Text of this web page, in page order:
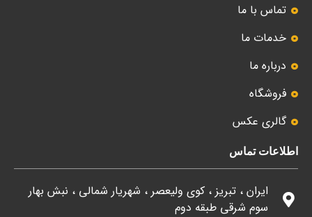
تماس با ما
خدمات ما
درباره ما
فروشگاه
گالری عکس
اطلاعات تماس
ایران ، تبریز ، کوی ولیعصر ، شهریار شمالی ، نبش بهار
سوم شرقی طبقه دوم